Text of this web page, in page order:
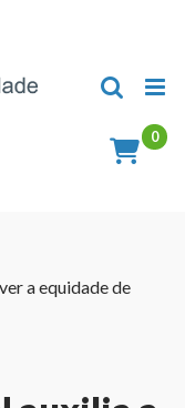
a equidade de